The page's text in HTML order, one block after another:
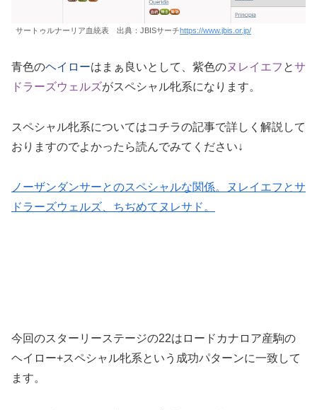
サートゥルナーリア血統表 出典：JBISサーチhttps://www.jbis.or.jp/
青色のヘイローはまぁ良いとして、紫色のヌレイエフ とサ
ドラーズウェルズがスペシャル牝系になります。
スペシャル牝系についてはコチラの記事で詳しく解説して
おりますのでよかったら読んでみてください↓
ノーザンダンサーとのスペシャルな関係。ヌレイエフとサ
ドラーズウェルズ、ちぢめてヌレサド。
今回のスターリーステージの22はロードカナロア産駒の
ヘイロー+スペシャル牝系という成功パターンに一致して
ます。